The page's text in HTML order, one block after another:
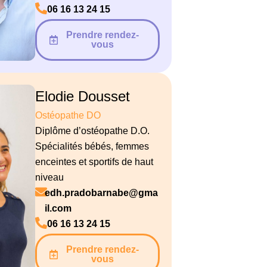
06 16 13 24 15
Prendre rendez-
vous
Elodie Dousset
Ostéopathe DO
Diplôme d’ostéopathe D.O.
Spécialités bébés, femmes
enceintes et sportifs de haut
niveau
edh.pradobarnabe@gma
il.com
06 16 13 24 15
Prendre rendez-
vous